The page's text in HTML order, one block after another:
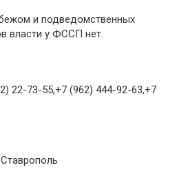
и подведомственных
власти у ФССП нет.
22-73-55,+7 (962) 444-92-63,+7